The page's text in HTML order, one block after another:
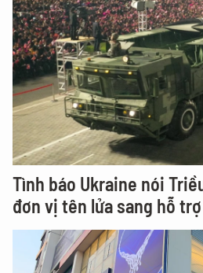
Tình báo Ukraine nói
đơn vị tên lửa sang hỗ